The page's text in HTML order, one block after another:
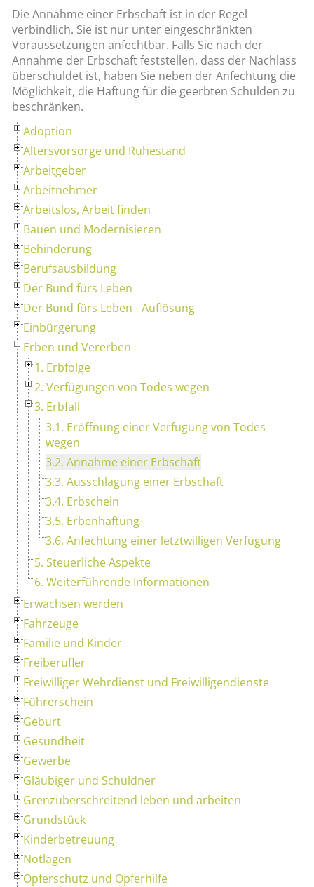
Die Annahme einer Erbschaft ist in der Regel
verbindlich. Sie ist nur unter eingeschränkten
Voraussetzungen anfechtbar. Falls Sie nach der
Annahme der Erbschaft feststellen, dass der Nachlass
überschuldet ist, haben Sie neben der Anfechtung die
Möglichkeit, die Haftung für die geerbten Schulden zu
beschränken.
Adoption
Altersvorsorge und Ruhestand
Arbeitgeber
Arbeitnehmer
Arbeitslos, Arbeit finden
Bauen und Modernisieren
Behinderung
Berufsausbildung
Der Bund fürs Leben
Der Bund fürs Leben - Auflösung
Einbürgerung
Erben und Vererben
1. Erbfolge
2. Verfügungen von Todes wegen
3. Erbfall
3.1. Eröffnung einer Verfügung von Todes
wegen
3.2. Annahme einer Erbschaft
3.3. Ausschlagung einer Erbschaft
3.4. Erbschein
3.5. Erbenhaftung
3.6. Anfechtung einer letztwilligen Verfügung
5. Steuerliche Aspekte
6. Weiterführende Informationen
Erwachsen werden
Fahrzeuge
Familie und Kinder
Freiberufler
Freiwilliger Wehrdienst und Freiwilligendienste
Führerschein
Geburt
Gesundheit
Gewerbe
Gläubiger und Schuldner
Grenzüberschreitend leben und arbeiten
Grundstück
Kinderbetreuung
Notlagen
Opferschutz und Opferhilfe